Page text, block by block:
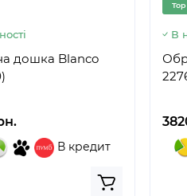
дошка Blanco
В кредит
Top
В